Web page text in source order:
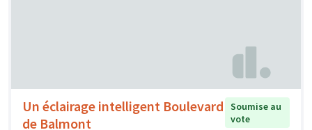
Un éclairage intelligent Boulevard
de Balmont
Soumise au
vote